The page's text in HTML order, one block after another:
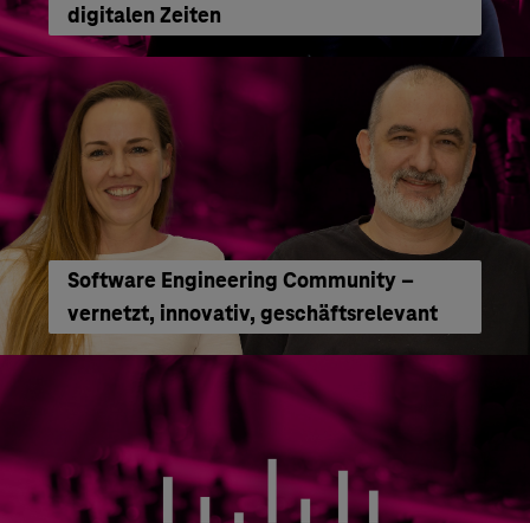
digitalen Zeiten
Software Engineering Community –
vernetzt, innovativ, geschäftsrelevant